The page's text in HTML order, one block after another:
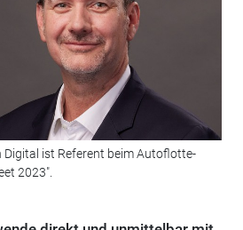
Digital ist Referent beim Autoflotte-
2023".